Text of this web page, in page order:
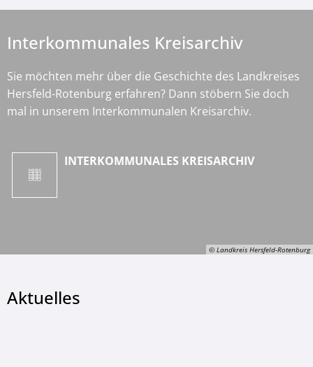
© Landkreis Hersfeld-Rotenburg
Interkommunales Kreisarchiv
Sie möchten mehr über die Geschichte des Landkreises
Hersfeld-Rotenburg erfahren? Dann stöbern Sie doch
mal in unserem Interkommunalen Kreisarchiv.
INTERKOMMUNALES KREISARCHIV
Aktuelles